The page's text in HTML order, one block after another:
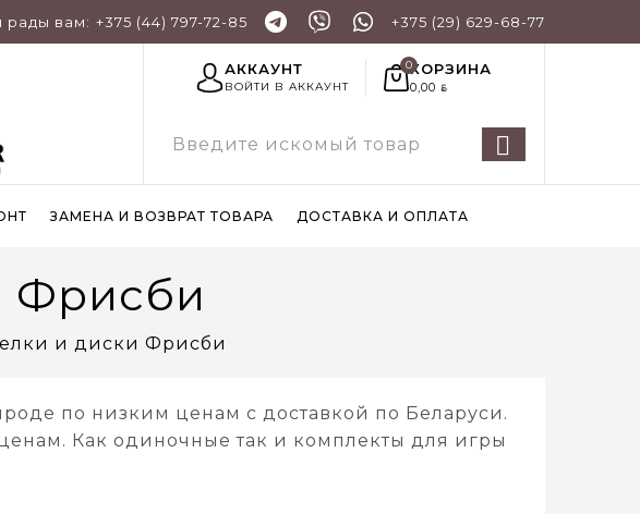
рады вам: +375 (44) 797-72-85 +375 (29) 629-68-77
ВОЙТИ В АККАУНТ
АККАУНТ КОРЗИНА
0,00BYN
ЗАМЕНА И ВОЗВРАТ ТОВАРА ДОСТАВКА И ОПЛАТА
Фрисби
и диски Фрисби
по низким ценам с доставкой по Беларуси.
Как одиночные так и комплекты для игры